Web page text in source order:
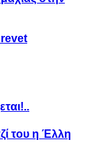
του η Έλλη